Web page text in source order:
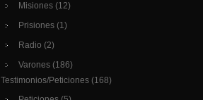
Misiones (12)
Prisiones (1)
Radio (2)
Varones (186)
Testimonios/Peticiones (168)